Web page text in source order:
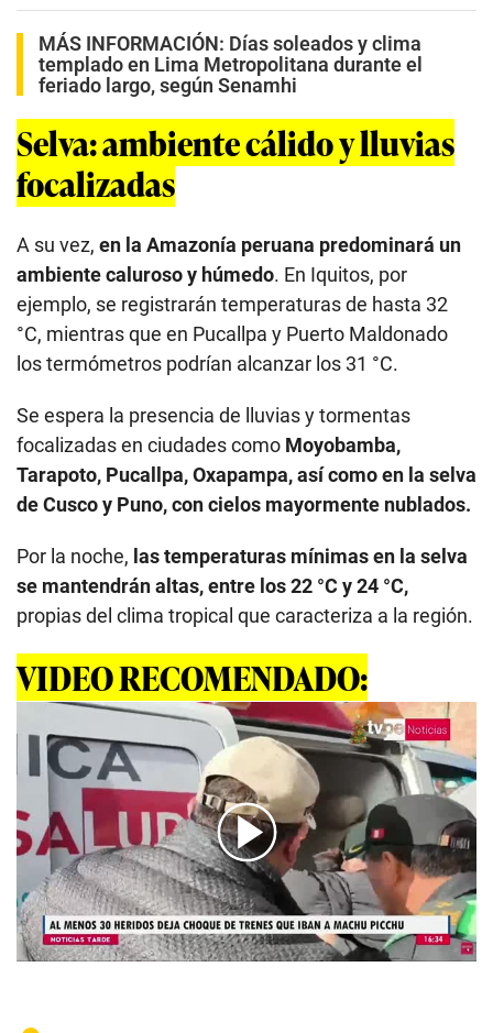
MÁS INFORMACIÓN: Días soleados y clima
templado en Lima Metropolitana durante el
feriado largo, según Senamhi
Selva: ambiente cálido y lluvias
focalizadas
A su vez, en la Amazonía peruana predominará un
ambiente caluroso y húmedo. En Iquitos, por
ejemplo, se registrarán temperaturas de hasta 32
°C, mientras que en Pucallpa y Puerto Maldonado
los termómetros podrían alcanzar los 31 °C.
Se espera la presencia de lluvias y tormentas
focalizadas en ciudades como Moyobamba,
Tarapoto, Pucallpa, Oxapampa, así como en la selva
de Cusco y Puno, con cielos mayormente nublados.
Por la noche, las temperaturas mínimas en la selva
se mantendrán altas, entre los 22 °C y 24 °C,
propias del clima tropical que caracteriza a la región.
VIDEO RECOMENDADO:
00:00/04:57